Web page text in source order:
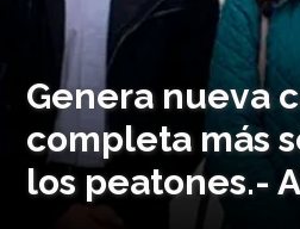
Genera nueva
completa más
los peatones.-